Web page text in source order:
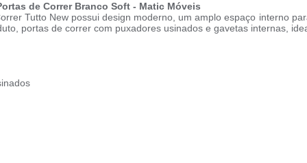
de Correr Branco Soft - Matic Móveis
Tutto New possui design moderno, um amplo espaço interno
portas de correr com puxadores usinados e gavetas internas,